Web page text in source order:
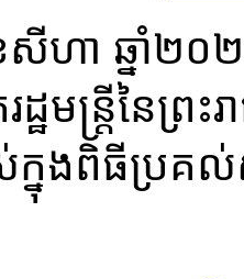
ែសីហា ឆ្នាំ២
មន្ត្រីនៃព្រះ
ក្នុងពិធីប្រ